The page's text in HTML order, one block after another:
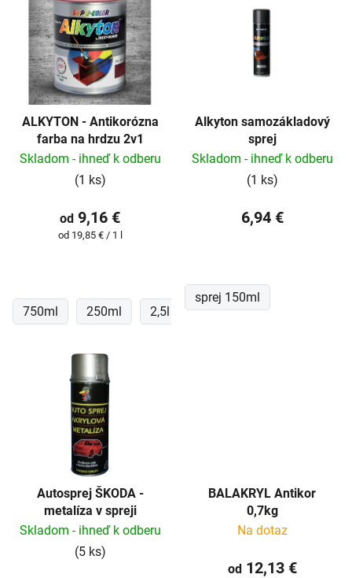
ALKYTON - Antikorózna
farba na hrdzu 2v1
Skladom - ihneď k odberu
(1 ks)
od 9,16 €
Jednotková
od 19,85 € / 1 l
750ml 250ml 2,5l 1l
Alkyton samozákladový
sprej
Skladom - ihneď k odberu
(1 ks)
6,94 €
sprej 150ml
Autosprej ŠKODA -
metalíza v spreji
Skladom - ihneď k odberu
(5 ks)
BALAKRYL Antikor
0,7kg
Na dotaz
od12,13 €